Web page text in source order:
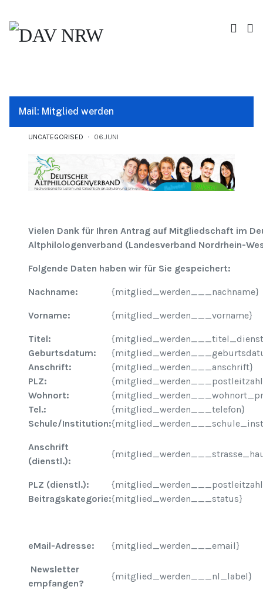
Mail: Mitglied werden
UNCATEGORISED 06.JUNI
Vielen Dank für Ihren Antrag auf Mitgliedschaft im
Altphilologenverband (Landesverband Nordrhein-
Folgende Daten haben wir für Sie gespeichert:
Nachname: {mitglied_werden___nachname}
Vorname: {mitglied_werden___vorname}
Titel:
Geburtsdatum:
Anschrift:
{mitglied_werden___anschrift}
PLZ:
Wohnort:
Tel.:
{mitglied_werden___telefon}
Schule/Institution:
Anschrift
(dienstl.):
PLZ (dienstl.):
Beitragskategorie:{mitglied_werden___status}
eMail-Adresse: {mitglied_werden___email}
Newsletter
empfangen?
{mitglied_werden___nl_label}